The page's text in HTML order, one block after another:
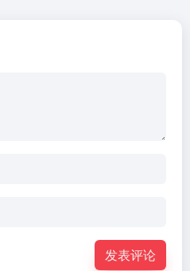
发表评论